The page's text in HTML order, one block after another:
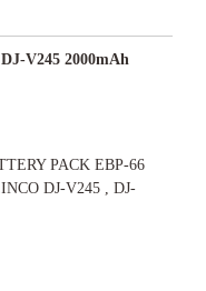
V245 2000mAh
PACK EBP-66
DJ-V245 , DJ-